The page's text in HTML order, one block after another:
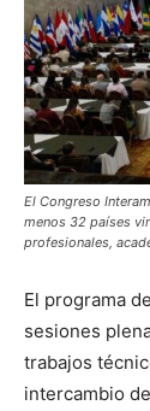
El Congreso
menos 32 países
profesionales,
El programa
sesiones
trabajos
intercambio